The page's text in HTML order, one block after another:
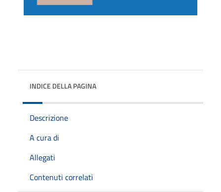
INDICE DELLA PAGINA
Descrizione
A cura di
Allegati
Contenuti correlati